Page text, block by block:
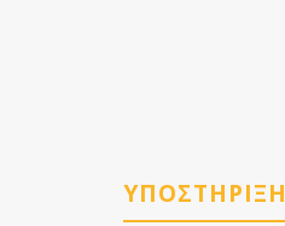
ΥΠΟΣΤΗΡΙΞΗ